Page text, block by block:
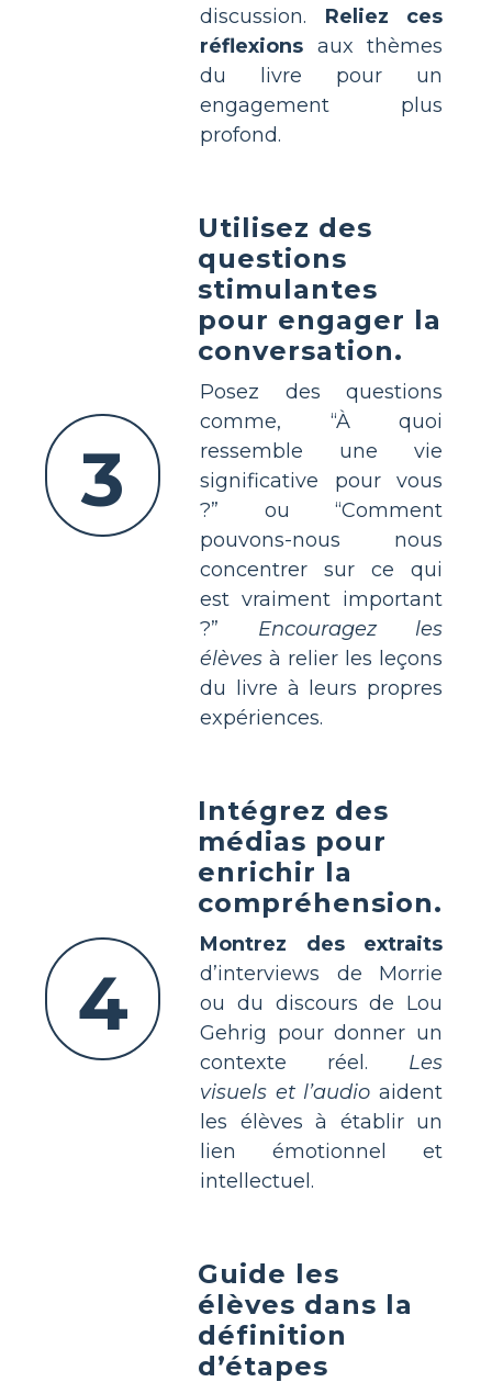
discussion. Reliez ces
réflexions aux thèmes
du livre pour un
engagement plus
profond.
3
Utilisez des
questions
stimulantes
pour engager la
conversation.
Posez des questions
comme, “À quoi
ressemble une vie
significative pour vous
?” ou “Comment
pouvons-nous nous
concentrer sur ce qui
est vraiment important
?” Encouragez les
élèves à relier les leçons
du livre à leurs propres
expériences.
4
Intégrez des
médias pour
enrichir la
compréhension.
Montrez des extraits
d’interviews de Morrie
ou du discours de Lou
Gehrig pour donner un
contexte réel. Les
visuels et l’audio aident
les élèves à établir un
lien émotionnel et
intellectuel.
Guide les
élèves dans la
définition
d’étapes